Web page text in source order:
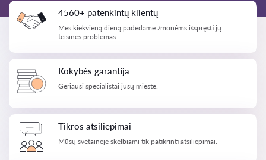
4560+ patenkintų klientų
Mes kiekvieną dieną padedame žmonėms išspręsti jų
teisines problemas.
Kokybės garantija
Geriausi specialistai jūsų mieste.
Tikros atsiliepimai
Mūsų svetainėje skelbiami tik patikrinti atsiliepimai.